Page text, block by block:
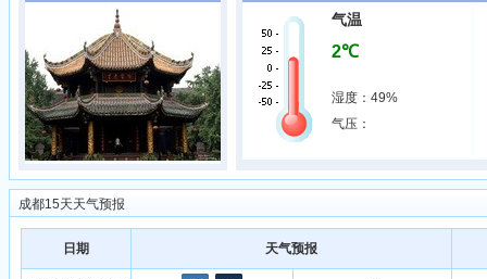
气温
2℃
湿度：49%
气压：
成都15天天气预报
日期 天气预报